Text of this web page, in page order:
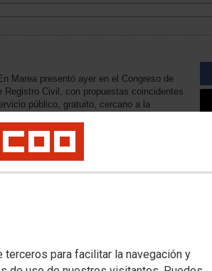
para facilitar la navegación y
Marea presentó ayer en el Congreso de
Registro Civil, con propuestas coincidentes
público, gratuito, cercano a la
de febrero de 2017 los ejes sobre los que
ha sido incapaz incluso de cumplir con
como el mantenimiento en el futuro de
delegadas en esta materia de todos los
expedientes de nacionalidad:
ya presentó en el mes de mayo de este
modificación de la Ley 15/2015 de
previsiones relativas a la tramitación
no de ley para que pudiesen seguir
en los Registros Civiles, sin que esta